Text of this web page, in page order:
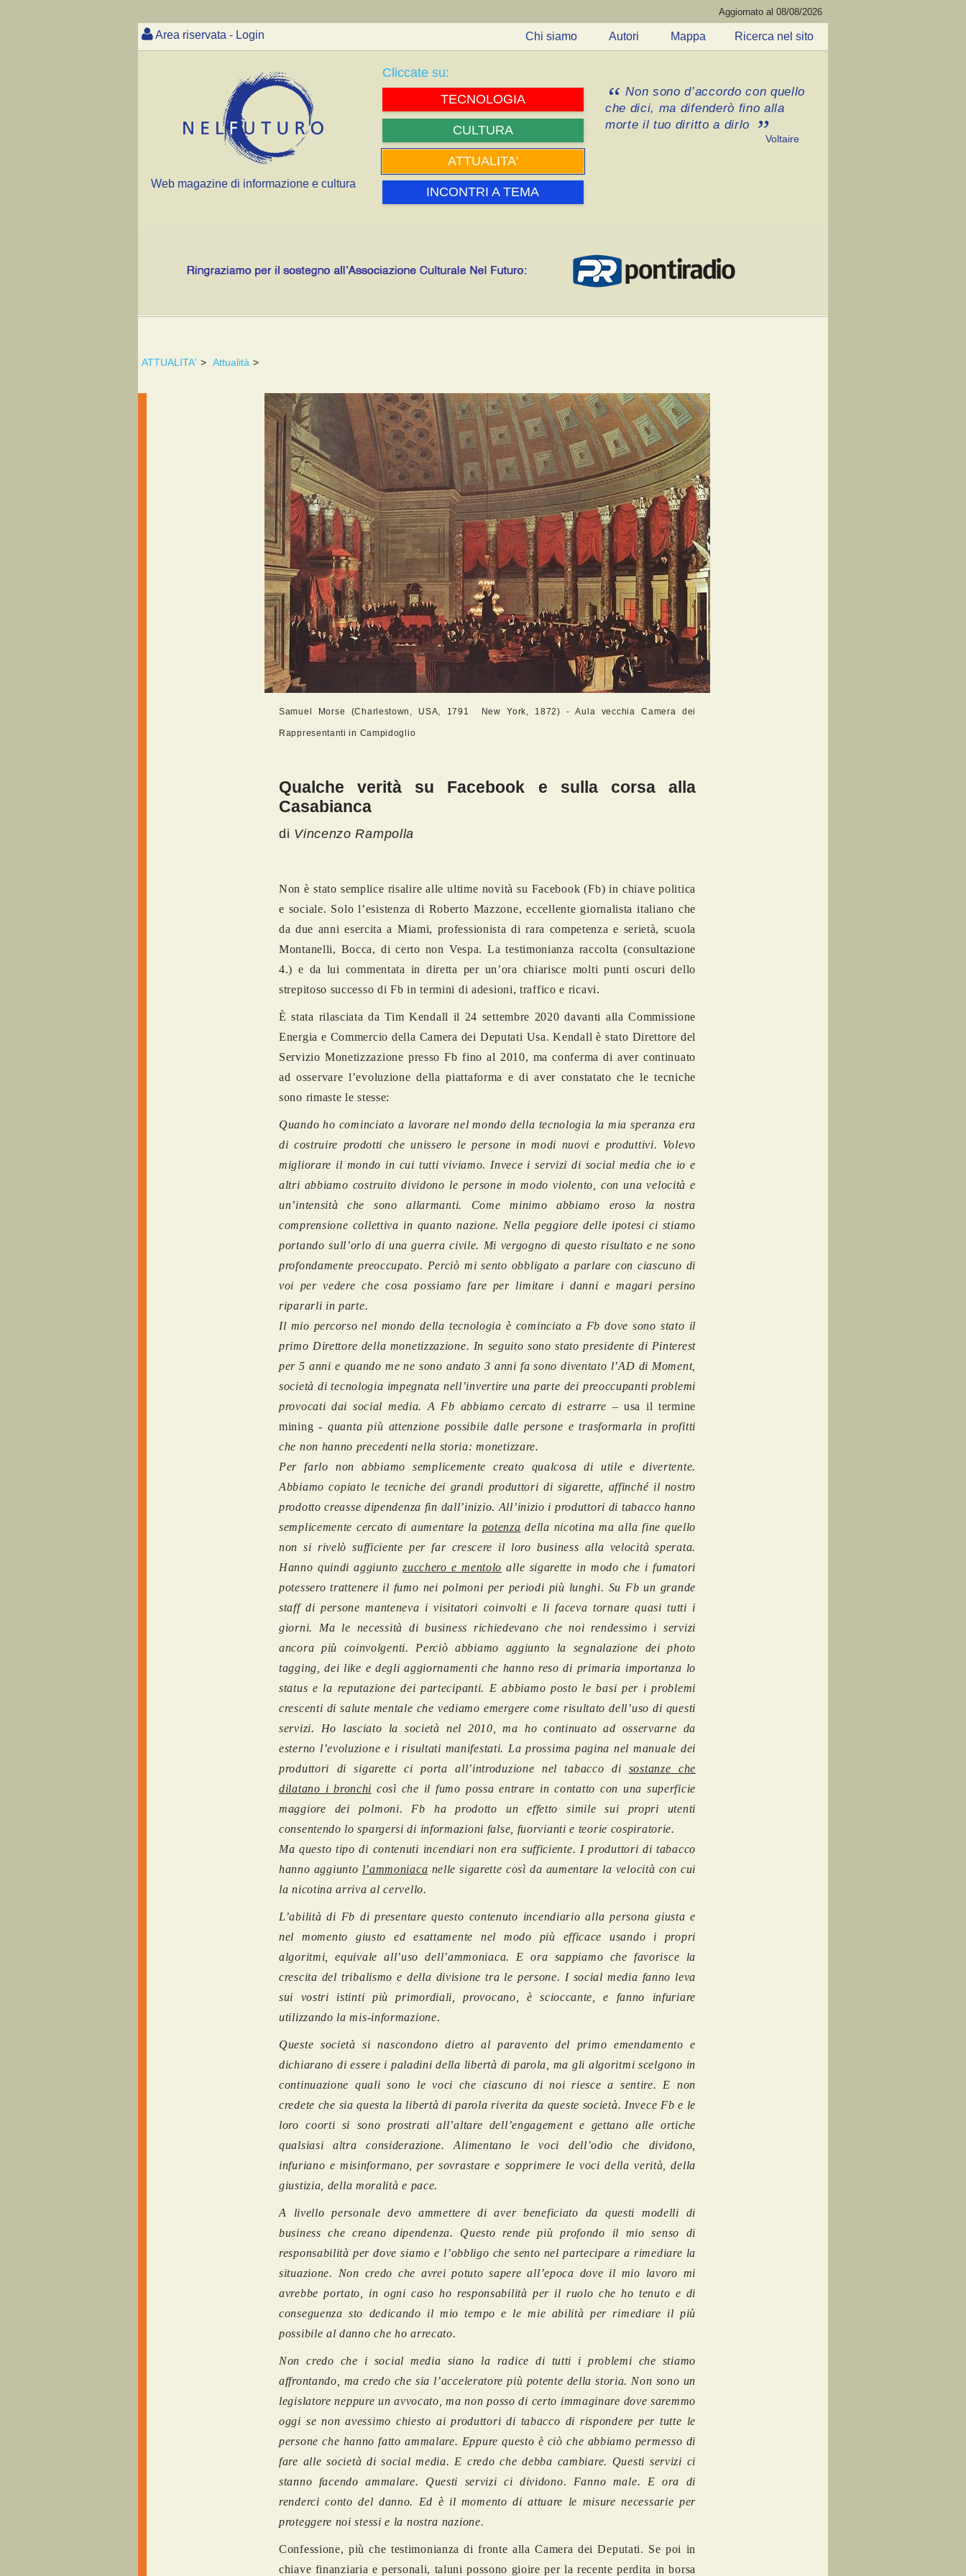
Aggiornato al 08/08/2026
Area riservata - Login Chi siamo Autori Mappa Ricerca nel sito
Web magazine di informazione e cultura
Cliccate su:
TECNOLOGIA
CULTURA
ATTUALITA'
INCONTRI A TEMA
Non sono d’accordo con quello
che dici, ma difenderò fino alla
morte il tuo diritto a dirlo
Voltaire
ATTUALITA' > Attualità >
Samuel Morse (Charlestown, USA, 1791 New York, 1872) - Aula vecchia Camera dei
Rappresentanti in Campidoglio
Qualche verità su Facebook e sulla corsa alla
Casabianca
di Vincenzo Rampolla
Non è stato semplice risalire alle ultime novità su Facebook (Fb) in chiave politica
e sociale. Solo l’esistenza di Roberto Mazzone, eccellente giornalista italiano che
da due anni esercita a Miami, professionista di rara competenza e serietà, scuola
Montanelli, Bocca, di certo non Vespa. La testimonianza raccolta (consultazione
4.) e da lui commentata in diretta per un’ora chiarisce molti punti oscuri dello
strepitoso successo di Fb in termini di adesioni, traffico e ricavi.
È stata rilasciata da Tim Kendall il 24 settembre 2020 davanti alla Commissione
Energia e Commercio della Camera dei Deputati Usa. Kendall è stato Direttore del
Servizio Monetizzazione presso Fb fino al 2010, ma conferma di aver continuato
ad osservare l’evoluzione della piattaforma e di aver constatato che le tecniche
sono rimaste le stesse:
Quando ho cominciato a lavorare nel mondo della tecnologia la mia speranza era
di costruire prodotti che unissero le persone in modi nuovi e produttivi. Volevo
migliorare il mondo in cui tutti viviamo. Invece i servizi di social media che io e
altri abbiamo costruito dividono le persone in modo violento, con una velocità e
un’intensità che sono allarmanti. Come minimo abbiamo eroso la nostra
comprensione collettiva in quanto nazione. Nella peggiore delle ipotesi ci stiamo
portando sull’orlo di una guerra civile. Mi vergogno di questo risultato e ne sono
profondamente preoccupato. Perciò mi sento obbligato a parlare con ciascuno di
voi per vedere che cosa possiamo fare per limitare i danni e magari persino
ripararli in parte.
Il mio percorso nel mondo della tecnologia è cominciato a Fb dove sono stato il
primo Direttore della monetizzazione. In seguito sono stato presidente di Pinterest
per 5 anni e quando me ne sono andato 3 anni fa sono diventato l’AD di Moment,
società di tecnologia impegnata nell’invertire una parte dei preoccupanti problemi
provocati dai social media. A Fb abbiamo cercato di estrarre –usa il termine
mining - quanta più attenzione possibile dalle persone e trasformarla in profitti
che non hanno precedenti nella storia: monetizzare.
Per farlo non abbiamo semplicemente creato qualcosa di utile e divertente.
Abbiamo copiato le tecniche dei grandi produttori di sigarette, affinché il nostro
prodotto creasse dipendenza fin dall’inizio. All’inizio i produttori di tabacco hanno
semplicemente cercato di aumentare la potenza della nicotina ma alla fine quello
non si rivelò sufficiente per far crescere il loro business alla velocità sperata.
Hanno quindi aggiuntozucchero e mentolo alle sigarette in modo che i fumatori
potessero trattenere il fumo nei polmoni per periodi più lunghi. Su Fb un grande
staff di persone manteneva i visitatori coinvolti e li faceva tornare quasi tutti i
giorni. Ma le necessità di business richiedevano che noi rendessimo i servizi
ancora più coinvolgenti. Perciò abbiamo aggiunto la segnalazione dei photo
tagging, dei like e degli aggiornamenti che hanno reso di primaria importanza lo
status e la reputazione dei partecipanti. E abbiamo posto le basi per i problemi
crescenti di salute mentale che vediamo emergere come risultato dell’uso di questi
servizi. Ho lasciato la società nel 2010, ma ho continuato ad osservarne da
esterno l’evoluzione e i risultati manifestati. La prossima pagina nel manuale dei
produttori di sigarette ci porta all’introduzione nel tabacco di sostanze che
dilatano i bronchi così che il fumo possa entrare in contatto con una superficie
maggiore dei polmoni. Fb ha prodotto un effetto simile sui propri utenti
consentendo lo spargersi di informazioni false, fuorvianti e teorie cospiratorie.
Ma questo tipo di contenuti incendiari non era sufficiente. I produttori di tabacco
hanno aggiunto l’ammoniaca nelle sigarette così da aumentare la velocità con cui
la nicotina arriva al cervello.
L’abilità di Fb di presentare questo contenuto incendiario alla persona giusta e
nel momento giusto ed esattamente nel modo più efficace usando i propri
algoritmi, equivale all’uso dell’ammoniaca. E ora sappiamo che favorisce la
crescita del tribalismo e della divisione tra le persone. I social media fanno leva
sui vostri istinti più primordiali, provocano, è scioccante, e fanno infuriare
utilizzando la mis-informazione.
Queste società si nascondono dietro al paravento del primo emendamento e
dichiarano di essere i paladini della libertà di parola, ma gli algoritmi scelgono in
continuazione quali sono le voci che ciascuno di noi riesce a sentire. E non
credete che sia questa la libertà di parola riverita da queste società. Invece Fb e le
loro coorti si sono prostrati all’altare dell’engagement e gettano alle ortiche
qualsiasi altra considerazione. Alimentano le voci dell’odio che dividono,
infuriano e misinformano, per sovrastare e sopprimere le voci della verità, della
giustizia, della moralità e pace.
A livello personale devo ammettere di aver beneficiato da questi modelli di
business che creano dipendenza. Questo rende più profondo il mio senso di
responsabilità per dove siamo e l’obbligo che sento nel partecipare a rimediare la
situazione. Non credo che avrei potuto sapere all’epoca dove il mio lavoro mi
avrebbe portato, in ogni caso ho responsabilità per il ruolo che ho tenuto e di
conseguenza sto dedicando il mio tempo e le mie abilità per rimediare il più
possibile al danno che ho arrecato.
Non credo che i social media siano la radice di tutti i problemi che stiamo
affrontando, ma credo che sia l’acceleratore più potente della storia. Non sono un
legislatore neppure un avvocato, ma non posso di certo immaginare dove saremmo
oggi se non avessimo chiesto ai produttori di tabacco di rispondere per tutte le
persone che hanno fatto ammalare. Eppure questo è ciò che abbiamo permesso di
fare alle società di social media. E credo che debba cambiare. Questi servizi ci
stanno facendo ammalare. Questi servizi ci dividono. Fanno male. E ora di
renderci conto del danno. Ed è il momento di attuare le misure necessarie per
proteggere noi stessi e la nostra nazione.
Confessione, più che testimonianza di fronte alla Camera dei Deputati. Se poi in
chiave finanziaria e personali, taluni possono gioire per la recente perdita in borsa